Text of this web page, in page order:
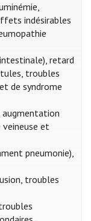
indésirables
retard
troubles
de syndrome
augmentation
et
pneumonie),
troubles